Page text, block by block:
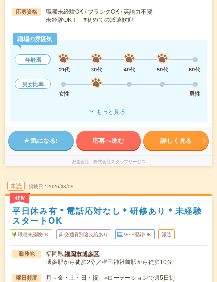
応募資格
職種未経験OK / ブランクOK / 英語力不要
未経験OK！ #初めての派遣歓迎
職場の雰囲気
年齢層
20代
30代 40代 50代
60代
男女比率
女性
男性
もっと見る
気になる! 応募へ進む 詳しく見る
派遣会社 株式会社スタッフサービス
未読
NEW
掲載日 2026/08/09
平日休み有＊電話応対なし＊研修あり＊未経験
スタートOK
職種未経験OK 交通費別途支給あり WEB登録OK 派遣
勤務地 福岡県福岡市博多区
博多駅から徒歩2分／櫛田神社前駅から徒歩10分
曜日頻度 月～金・土・日・祝 ※ローテーションで週5日制